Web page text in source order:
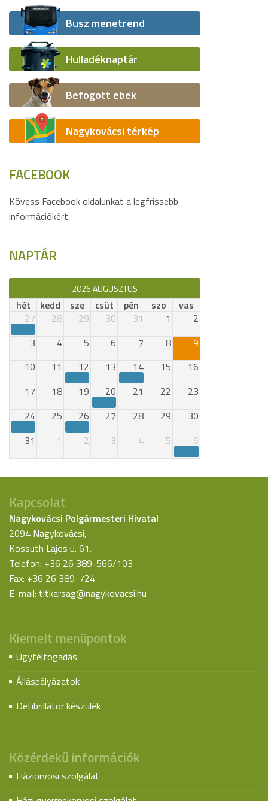
Busz menetrend
Hulladéknaptár
Befogott ebek
Nagykovácsi térkép
FACEBOOK
Kövess Facebook oldalunkat a legfrissebb
információkért.
NAPTÁR
2026 AUGUSZTUS
hét kedd sze csüt pén szo
vas
27
28 29 30 31 1
2
3
4 5 6 7 8
9
10
11 12 13 14 15
16
17
18 19 20 21 22
23
24
25 26 27 28 29
30
31
1 2 3 4 5 6
Kapcsolat
Nagykovácsi Polgármesteri Hivatal
2094 Nagykovácsi,
Kossuth Lajos u. 61.
Telefon: +36 26 389-566/103
Fax: +36 26 389-724
E-mail: titkarsag@nagykovacsi.hu
Kiemelt menüpontok
Ügyfélfogadás
Álláspályázatok
Defibrillátor készülék
Közérdekű információk
Háziorvosi szolgálat